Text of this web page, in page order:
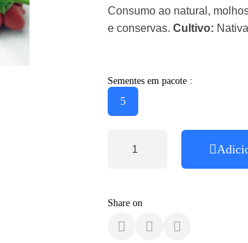
Consumo ao natural,
e conservas. Cultivo:
Sementes em pacote :
5
Share on